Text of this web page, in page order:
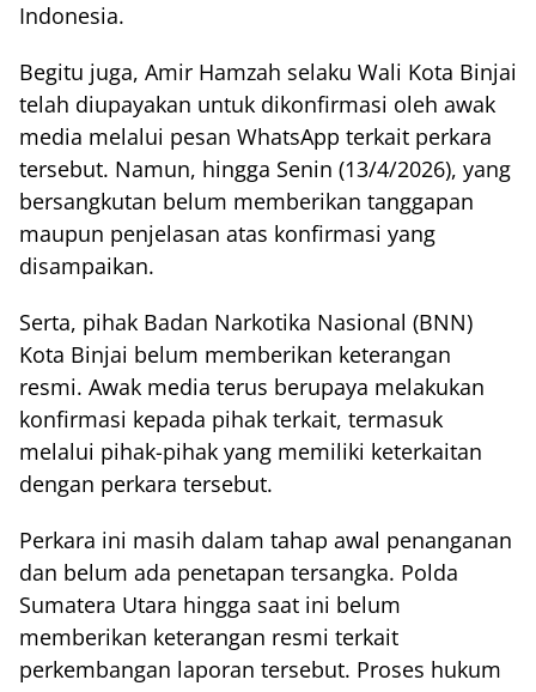
Indonesia.
Begitu juga, Amir Hamzah selaku Wali Kota Binjai
telah diupayakan untuk dikonfirmasi oleh awak
media melalui pesan WhatsApp terkait perkara
tersebut. Namun, hingga Senin (13/4/2026), yang
bersangkutan belum memberikan tanggapan
maupun penjelasan atas konfirmasi yang
disampaikan.
Serta, pihak Badan Narkotika Nasional (BNN)
Kota Binjai belum memberikan keterangan
resmi. Awak media terus berupaya melakukan
konfirmasi kepada pihak terkait, termasuk
melalui pihak-pihak yang memiliki keterkaitan
dengan perkara tersebut.
Perkara ini masih dalam tahap awal penanganan
dan belum ada penetapan tersangka. Polda
Sumatera Utara hingga saat ini belum
memberikan keterangan resmi terkait
perkembangan laporan tersebut. Proses hukum